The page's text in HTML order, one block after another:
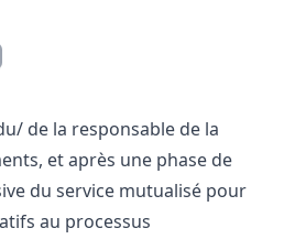
de la responsable de la
et après une phase de
du service mutualisé pour
au processus